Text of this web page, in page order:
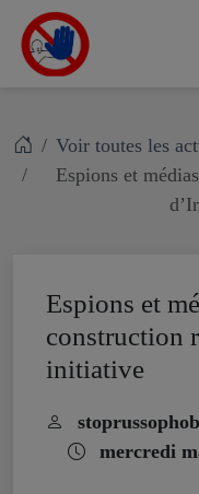
Voir toutes les
Espions et
Espions et
construction
initiative
mercredi